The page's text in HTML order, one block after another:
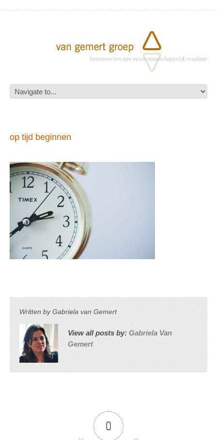
Samenwerken aan nieuw maatschappelijk resultaat
op tijd beginnen
Written byGabriela van Gemert
View all posts by: Gabriela Van
Gemert
0